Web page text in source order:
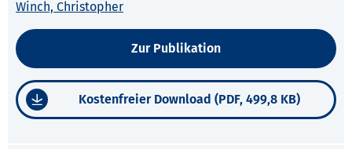
Winch, Christopher
Zur Publikation
Kostenfreier Download (PDF, 499,8 KB)